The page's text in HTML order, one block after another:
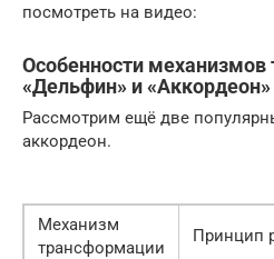
посмотреть на видео:
Особенности
«Дельфин» и «Аккордеон»
Рассмотрим ещё две
аккордеон.
Механизм
трансформации
Принцип